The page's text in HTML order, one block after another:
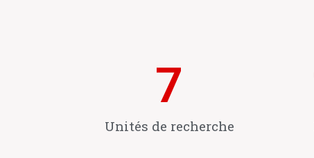
7
Unités de recherche